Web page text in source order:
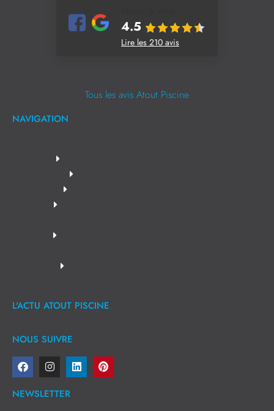
4.5
Lire les 210 avis
Tous les avis Atout Piscine
NAVIGATION
L'ACTU ATOUT PISCINE
NOUS SUIVRE
NEWSLETTER